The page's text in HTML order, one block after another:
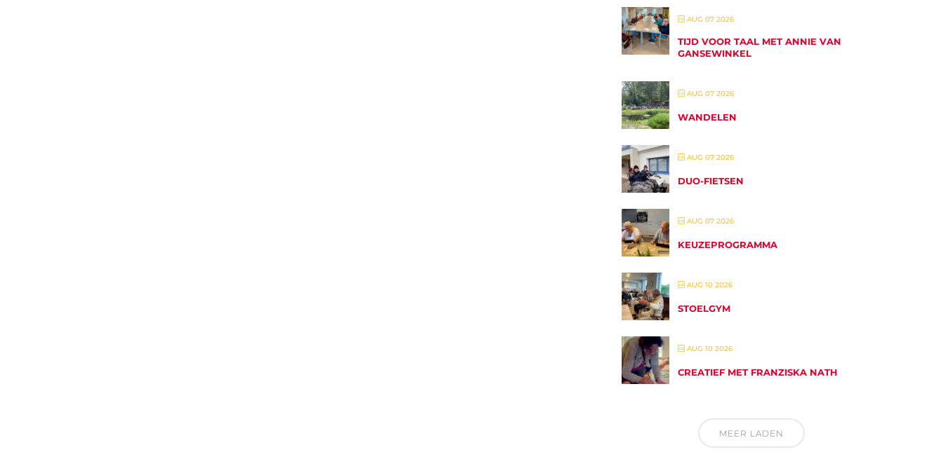
AUG 07 2026
TIJD VOOR TAAL MET ANNIE VAN
GANSEWINKEL
AUG 07 2026
WANDELEN
AUG 07 2026
DUO-FIETSEN
AUG 07 2026
KEUZEPROGRAMMA
AUG 10 2026
STOELGYM
AUG 10 2026
CREATIEF MET FRANZISKA NATH
MEER LADEN